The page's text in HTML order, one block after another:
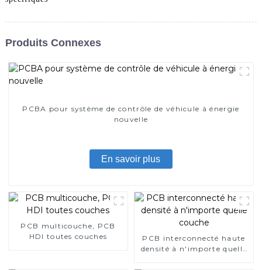
Produits Connexes
PCBA pour système de contrôle de véhicule à énergie
nouvelle
En savoir plus
PCB multicouche, PCB
HDI toutes couches
PCB interconnecté haute
densité à n'importe quelle